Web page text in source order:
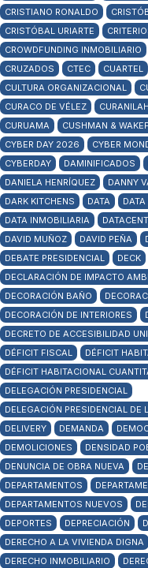
CRISTIANO RONALDO
CRISTÓBAL URIARTE
CROWDFUNDING INMOBILIARIO
CRUZADOS
CTEC CUARTEL
CULTURA ORGANIZACIONAL
CURACO DE VÉLEZ
CURUAMA
CUSHMAN &
CYBER DAY 2026
CYBER
CYBERDAY
DAMINIFICADOS
DANIELA HENRÍQUEZ
DANNY
DARK KITCHENS
DATA DATA
DATA INMOBILIARIA
DAVID MUÑOZ
DAVID PEÑA
DEBATE PRESIDENCIAL
DECK
DECLARACIÓN DE IMPACTO
DECORACIÓN BAÑO
DECORACIÓN DE INTERIORES
DECRETO DE ACCESIBILIDAD
DÉFICIT FISCAL
DÉFICIT
DÉFICIT HABITACIONAL
DELEGACIÓN PRESIDENCIAL
DELEGACIÓN PRESIDENCIAL DE
DELIVERY
DEMANDA
DEMOLICIONES
DENSIDAD
DENUNCIA DE OBRA NUEVA
DEPARTAMENTOS
DEPARTAMENTOS NUEVOS
DEPORTES
DEPRECIACIÓN
DERECHO A LA VIVIENDA DIGNA
DERECHO INMOBILIARIO